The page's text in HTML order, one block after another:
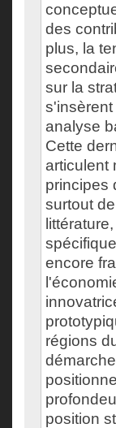
des
plus, la
sur la
analyse
Cette
articulent
principes
surtout
encore
régions
position